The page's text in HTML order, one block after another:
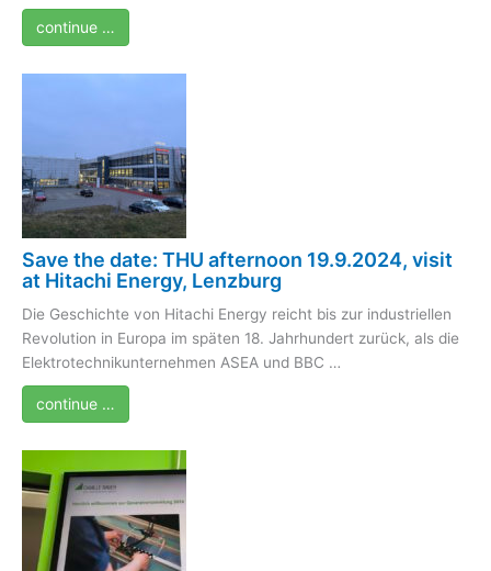
continue …
Save the date: THU afternoon 19.9.2024, visit
at Hitachi Energy, Lenzburg
Die Geschichte von Hitachi Energy reicht bis zur industriellen
Revolution in Europa im späten 18. Jahrhundert zurück, als die
Elektrotechnikunternehmen ASEA und BBC …
continue …